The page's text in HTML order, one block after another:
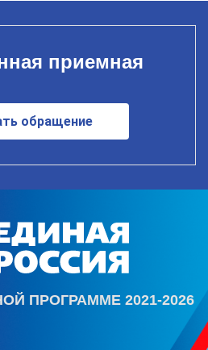
приемная
обращение
ПРОГРАММЕ 2021-2026